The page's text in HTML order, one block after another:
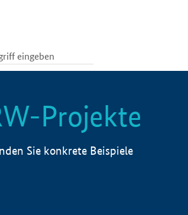
Projekte
Sie konkrete Beispiele